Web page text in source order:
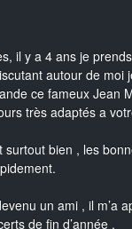
il y a 4 ans je
autour de
ce fameux Jean
très adaptés a
bien , les
un ami , il m’a
de fin d’année .